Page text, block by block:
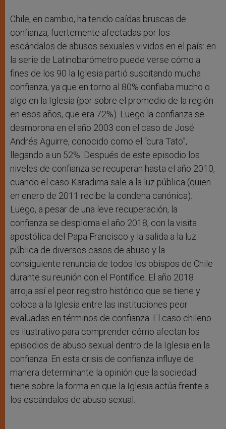
Chile, en cambio, ha tenido caídas bruscas de
confianza, fuertemente afectadas por los
escándalos de abusos sexuales vividos en el país: en
la serie de Latinobarómetro puede verse cómo a
fines de los 90 la Iglesia partió suscitando mucha
confianza, ya que en torno al 80% confiaba mucho o
algo en la Iglesia (por sobre el promedio de la región
en esos años, que era 72%). Luego la confianza se
desmorona en el año 2003 con el caso de José
Andrés Aguirre, conocido como el “cura Tato”,
llegando a un 52%. Después de este episodio los
niveles de confianza se recuperan hasta el año 2010,
cuando el caso Karadima sale a la luz pública (quien
en enero de 2011 recibe la condena canónica).
Luego, a pesar de una leve recuperación, la
confianza se desploma el año 2018, con la visita
apostólica del Papa Francisco y la salida a la luz
pública de diversos casos de abuso y la
consiguiente renuncia de todos los obispos de Chile
durante su reunión con el Pontífice. El año 2018
arroja así el peor registro histórico que se tiene y
coloca a la Iglesia entre las instituciones peor
evaluadas en términos de confianza. El caso chileno
es ilustrativo para comprender cómo afectan los
episodios de abuso sexual dentro de la Iglesia en la
confianza. En esta crisis de confianza influye de
manera determinante la opinión que la sociedad
tiene sobre la forma en que la Iglesia actúa frente a
los escándalos de abuso sexual.